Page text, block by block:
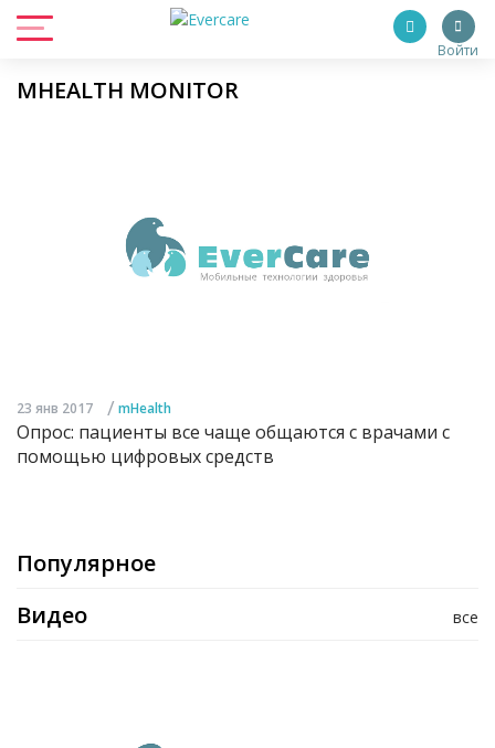
Войти
MHEALTH MONITOR
23 янв 2017 / mHealth
Опрос: пациенты все чаще общаются с врачами с
помощью цифровых средств
Популярное
все
Видео